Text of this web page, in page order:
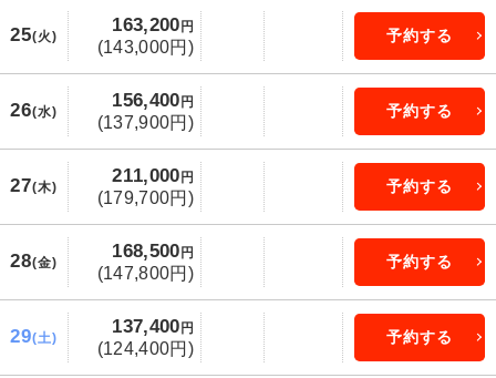
25(火)
163,200 円
(143,000円)
予約する
26(水)
156,400 円
(137,900円)
予約する
27(木)
211,000 円
(179,700円)
予約する
28(金)
168,500 円
(147,800円)
予約する
29(土)
137,400 円
(124,400円)
予約する